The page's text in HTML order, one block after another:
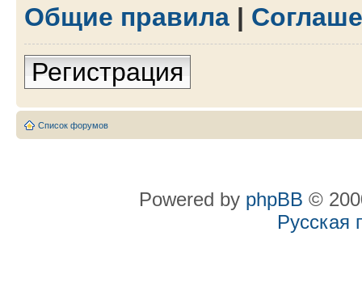
Общие правила |
Регистрация
Список форумов
Powered by phpBB ©
Русская